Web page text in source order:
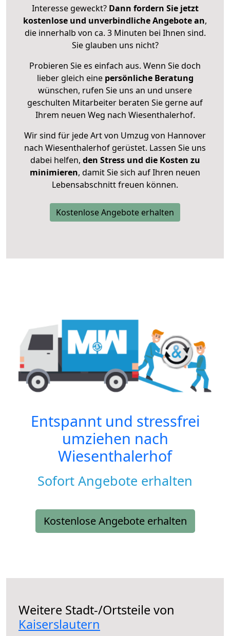
Interesse geweckt? Dann fordern Sie jetzt
kostenlose und unverbindliche Angebote an,
die innerhalb von ca. 3 Minuten bei Ihnen sind.
Sie glauben uns nicht?
Probieren Sie es einfach aus. Wenn Sie doch
lieber gleich eine persönliche Beratung
wünschen, rufen Sie uns an und unsere
geschulten Mitarbeiter beraten Sie gerne auf
Ihrem neuen Weg nach Wiesenthalerhof.
Wir sind für jede Art von Umzug von Hannover
nach Wiesenthalerhof gerüstet. Lassen Sie uns
dabei helfen, den Stress und die Kosten zu
minimieren, damit Sie sich auf Ihren neuen
Lebensabschnitt freuen können.
Kostenlose Angebote erhalten
Entspannt und stressfrei
umziehen nach
Wiesenthalerhof
Sofort Angebote erhalten
Kostenlose Angebote erhalten
Weitere Stadt-/Ortsteile von
Kaiserslautern